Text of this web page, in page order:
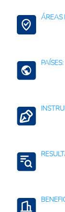
ÁREAS
ServiciosPAÍSES:
Honduras
República
Monitoreo